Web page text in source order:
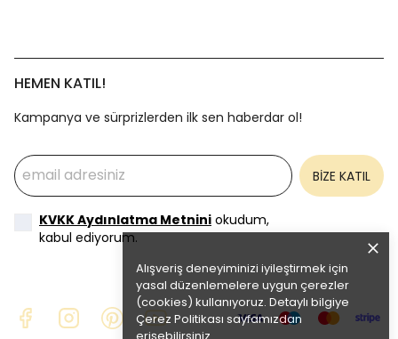
Alışveriş deneyiminizi iyileştirmek için
yasal düzenlemelere uygun çerezler
(cookies) kullanıyoruz. Detaylı bilgiye
Çerez Politikası sayfamızdan
HEMEN KATIL!
Kampanya ve sürprizlerden ilk sen haberdar ol!
BİZE KATIL
KVKK Aydınlatma Metnini okudum,
kabul ediyorum.